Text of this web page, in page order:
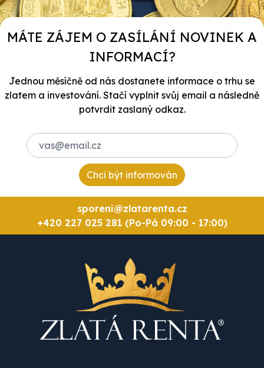
MÁTE ZÁJEM O ZASÍLÁNÍ NOVINEK A
INFORMACÍ?
Jednou měsíčně od nás dostanete informace o trhu se
zlatem a investování. Stačí vyplnit svůj email a následně
potvrdit zaslaný odkaz.
Chci být informován
sporeni@zlatarenta.cz
+420 227 025 281 (Po-Pá 09:00 - 17:00)